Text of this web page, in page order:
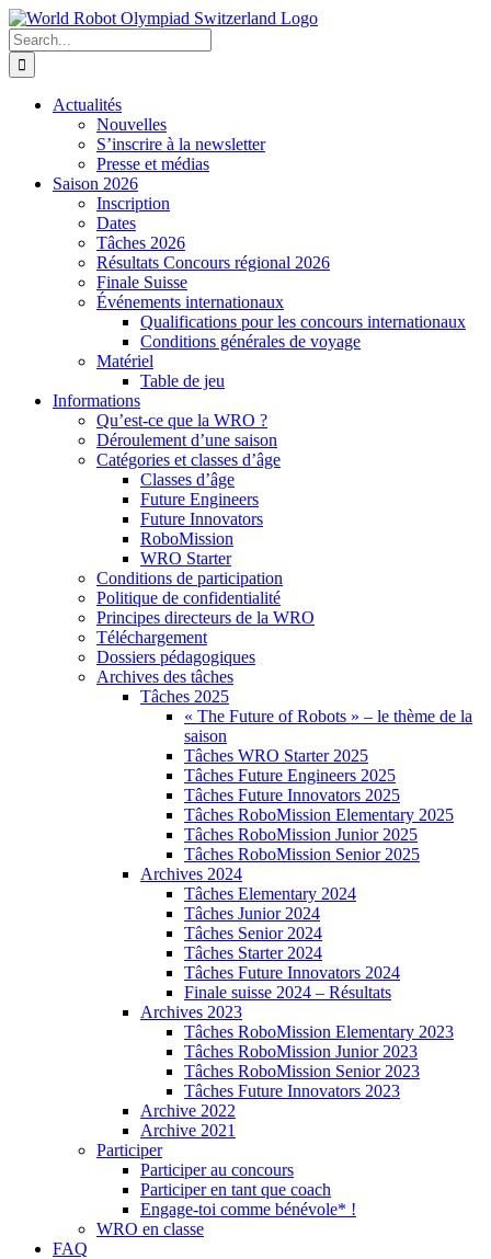
Skip
to
content
Search
for:
Actualités
Nouvelles
S’inscrire à la newsletter
Presse et médias
Saison 2026
Inscription
Dates
Tâches 2026
Résultats Concours régional 2026
Finale Suisse
Événements internationaux
Qualifications pour les concours internationaux
Conditions générales de voyage
Matériel
Table de jeu
Informations
Qu’est-ce que la WRO ?
Déroulement d’une saison
Catégories et classes d’âge
Classes d’âge
Future Engineers
Future Innovators
RoboMission
WRO Starter
Conditions de participation
Politique de confidentialité
Principes directeurs de la WRO
Téléchargement
Dossiers pédagogiques
Archives des tâches
Tâches 2025
« The Future of Robots » – le thème de la
saison
Tâches WRO Starter 2025
Tâches Future Engineers 2025
Tâches Future Innovators 2025
Tâches RoboMission Elementary 2025
Tâches RoboMission Junior 2025
Tâches RoboMission Senior 2025
Archives 2024
Tâches Elementary 2024
Tâches Junior 2024
Tâches Senior 2024
Tâches Starter 2024
Tâches Future Innovators 2024
Finale suisse 2024 – Résultats
Archives 2023
Tâches RoboMission Elementary 2023
Tâches RoboMission Junior 2023
Tâches RoboMission Senior 2023
Tâches Future Innovators 2023
Archive 2022
Archive 2021
Participer
Participer au concours
Participer en tant que coach
Engage-toi comme bénévole* !
WRO en classe
FAQ